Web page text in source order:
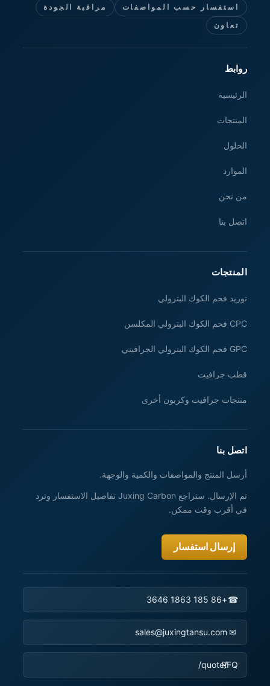
استفسار حسب المواصفات
مراقبة الجودة
تعاون
روابط
الرئيسية
المنتجات
الحلول
الموارد
من نحن
اتصل بنا
المنتجات
توريد فحم الكوك البترولي
CPC فحم الكوك البترولي المكلسن
GPC فحم الكوك البترولي الجرافيتي
قطب جرافيت
منتجات جرافيت وكربون أخرى
اتصل بنا
أرسل المنتج والمواصفات والكمية والوجهة.
تم الإرسال. ستراجع Juxing Carbon تفاصيل الاستفسار وترد
في أقرب وقت ممكن.
إرسال استفسار
☎
+86 185 1863 3646
✉
sales@juxingtansu.com
RFQ
/quote/